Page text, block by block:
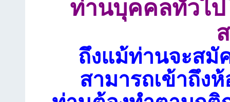
ท่านบุคคลทั่วไ
ถึงแม้ท่านจะสมั
สามารถเข้าถึง